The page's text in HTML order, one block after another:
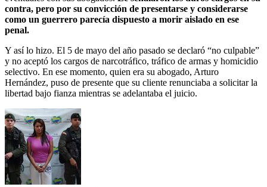
contra, pero por su convicción de presentarse y considerarse
como un guerrero parecía dispuesto a morir aislado en ese
penal.
Y así lo hizo. El 5 de mayo del año pasado se declaró “no culpable”
y no aceptó los cargos de narcotráfico, tráfico de armas y homicidio
selectivo. En ese momento, quien era su abogado, Arturo
Hernández, puso de presente que su cliente renunciaba a solicitar la
libertad bajo fianza mientras se adelantaba el juicio.